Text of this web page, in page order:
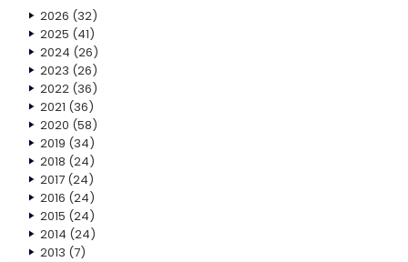
2026 (32)
2025 (41)
2024 (26)
2023 (26)
2022(36)
2021 (36)
2020 (58)
2019 (34)
2018 (24)
2017(24)
2016 (24)
2015 (24)
2014 (24)
2013 (7)